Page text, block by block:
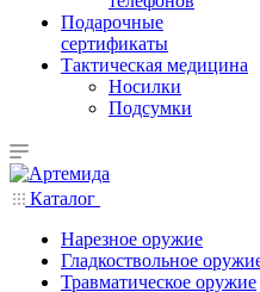
Подарочные
сертификаты
Тактическая медицина
Носилки
Подсумки
Каталог
Нарезное оружие
Гладкоствольное
Травматическое оружие